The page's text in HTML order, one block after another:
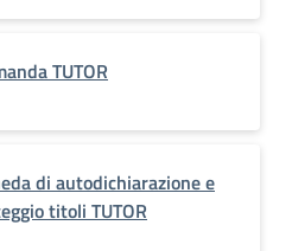
TUTOR
di autodichiarazione e
titoli TUTOR